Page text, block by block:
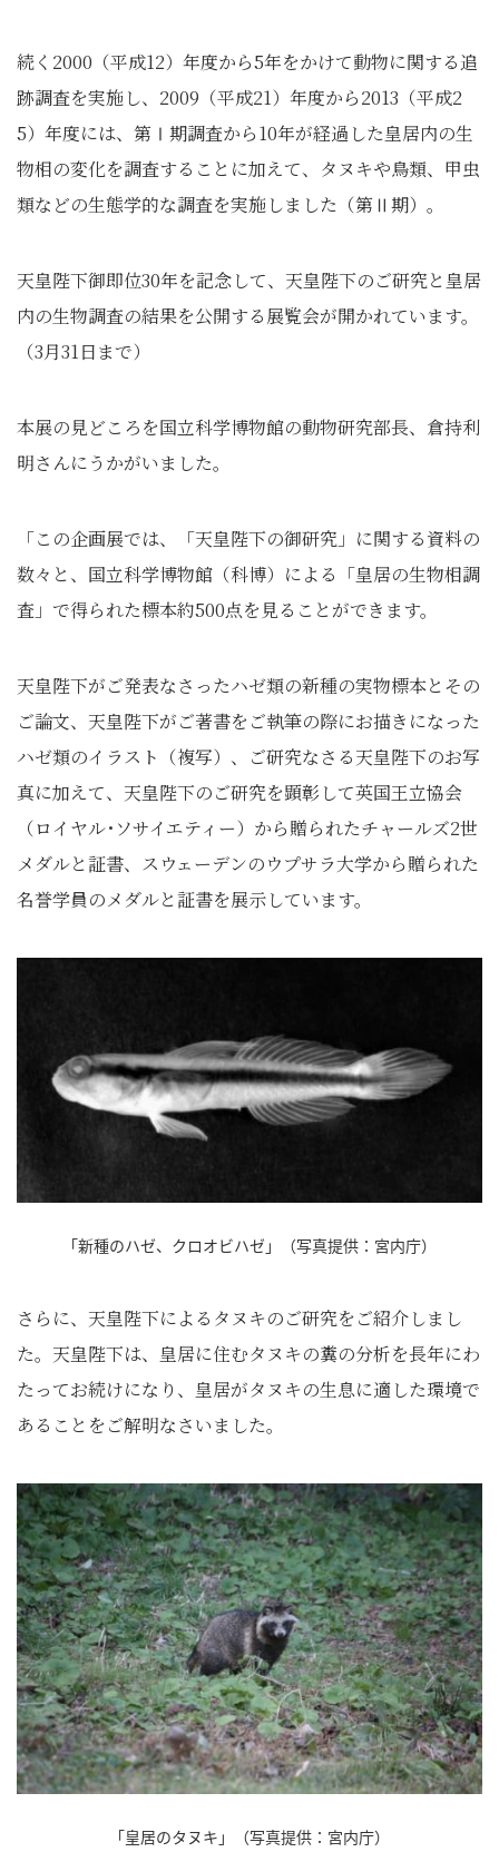
続く2000（平成12）年度から5年をかけて動物に関する追
跡調査を実施し、2009（平成21）年度から2013（平成2
5）年度には、第Ⅰ期調査から10年が経過した皇居内の生
物相の変化を調査することに加えて、タヌキや鳥類、甲虫
類などの生態学的な調査を実施しました（第Ⅱ期）。
天皇陛下御即位30年を記念して、天皇陛下のご研究と皇居
内の生物調査の結果を公開する展覧会が開かれています。
（3月31日まで）
本展の見どころを国立科学博物館の動物研究部長、倉持利
明さんにうかがいました。
「この企画展では、「天皇陛下の御研究」に関する資料の
数々と、国立科学博物館（科博）による「皇居の生物相調
査」で得られた標本約500点を見ることができます。
天皇陛下がご発表なさったハゼ類の新種の実物標本とその
ご論文、天皇陛下がご著書をご執筆の際にお描きになった
ハゼ類のイラスト（複写）、ご研究なさる天皇陛下のお写
真に加えて、天皇陛下のご研究を顕彰して英国王立協会
（ロイヤル･ソサイエティー）から贈られたチャールズ2世
メダルと証書、スウェーデンのウプサラ大学から贈られた
名誉学員のメダルと証書を展示しています。
「新種のハゼ、クロオビハゼ」（写真提供：宮内庁）
さらに、天皇陛下によるタヌキのご研究をご紹介しまし
た。天皇陛下は、皇居に住むタヌキの糞の分析を長年にわ
たってお続けになり、皇居がタヌキの生息に適した環境で
あることをご解明なさいました。
「皇居のタヌキ」（写真提供：宮内庁）